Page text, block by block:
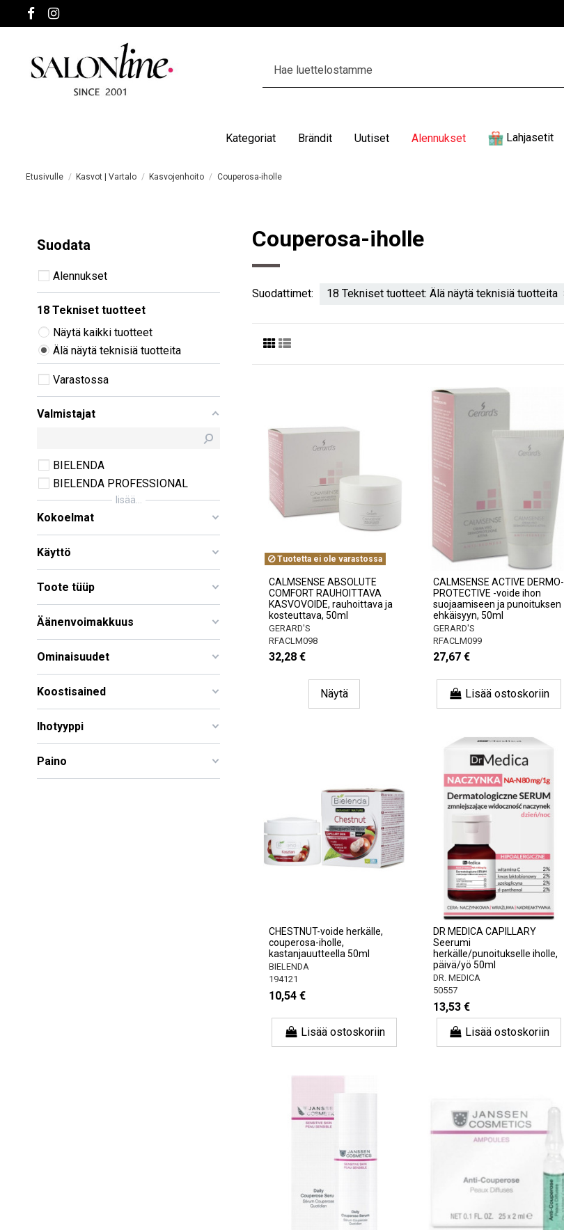
Kategoriat Brändit Uutiset Alennukset Lahjasetit
Etusivulle Kasvot | Vartalo Kasvojenhoito Couperosa-iholle
Couperosa-iholle
Suodattimet: 18 Tekniset tuotteet: Älä näytä teknisiä tuotteita
Tuotetta ei ole varastossa
CALMSENSE ABSOLUTE
COMFORT RAUHOITTAVA
KASVOVOIDE, rauhoittava ja
kosteuttava, 50ml
GERARD'S
RFACLM098
32,28 €
Näytä
CALMSENSE ACTIVE DERMO-
PROTECTIVE -voide ihon
suojaamiseen ja punoituksen
ehkäisyyn, 50ml
GERARD'S
RFACLM099
27,67 €
Lisää ostoskoriin
CHESTNUT-voide herkälle,
couperosa-iholle,
kastanjauutteella 50ml
BIELENDA
194121
10,54 €
Lisää ostoskoriin
DR MEDICA CAPILLARY
Seerumi
herkälle/punoitukselle iholle,
päivä/yö 50ml
DR. MEDICA
50557
13,53 €
Lisää ostoskoriin
Suodata
Alennukset
18 Tekniset tuotteet
Näytä kaikki tuotteet
Älä näytä teknisiä tuotteita
Varastossa
Valmistajat
BIELENDA
BIELENDA PROFESSIONAL
lisää...
Kokoelmat
Käyttö
Toote tüüp
Äänenvoimakkuus
Ominaisuudet
Koostisained
Ihotyyppi
Paino